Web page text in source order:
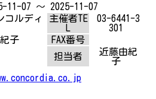
11-07 ～ 2025-11-07
コルディ
主催者TE
03-6441-3
301
子
FAX番号
担当者
近藤由紀
子